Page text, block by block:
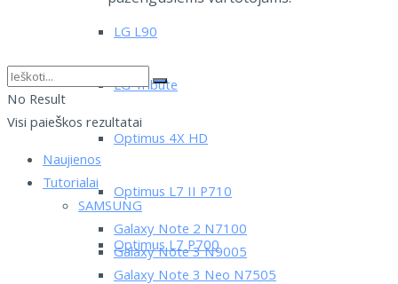
LG L90
LG Tribute
Optimus 4X HD
Optimus L7 II P710
Optimus L7 P700
No Result
Visi paieškos rezultatai
Naujienos
Tutorialai
SAMSUNG
Galaxy Note 2 N7100
Galaxy Note 3 N9005
Galaxy Note 3 Neo N7505